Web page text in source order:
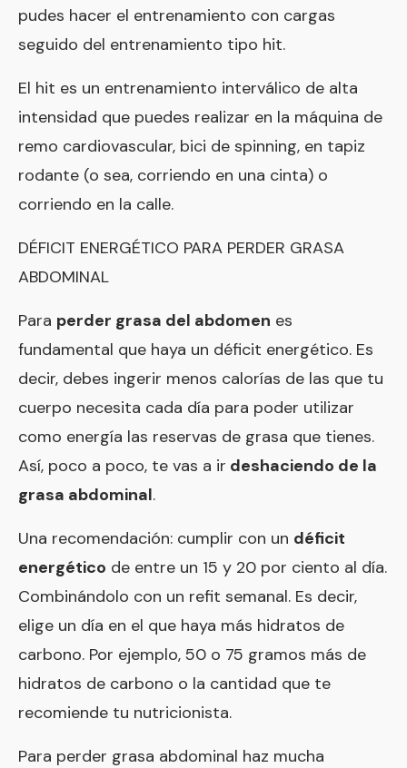
pudes hacer el entrenamiento con cargas
seguido del entrenamiento tipo hit.
El hit es un entrenamiento interválico de alta
intensidad que puedes realizar en la máquina de
remo cardiovascular, bici de spinning, en tapiz
rodante (o sea, corriendo en una cinta) o
corriendo en la calle.
DÉFICIT ENERGÉTICO PARA PERDER GRASA
ABDOMINAL
Para perder grasa del abdomen es
fundamental que haya un déficit energético. Es
decir, debes ingerir menos calorías de las que tu
cuerpo necesita cada día para poder utilizar
como energía las reservas de grasa que tienes.
Así, poco a poco, te vas a ir deshaciendo de la
grasa abdominal.
Una recomendación: cumplir con un déficit
energético de entre un 15 y 20 por ciento al día.
Combinándolo con un refit semanal. Es decir,
elige un día en el que haya más hidratos de
carbono. Por ejemplo, 50 o 75 gramos más de
hidratos de carbono o la cantidad que te
recomiende tu nutricionista.
Para perder grasa abdominal haz mucha